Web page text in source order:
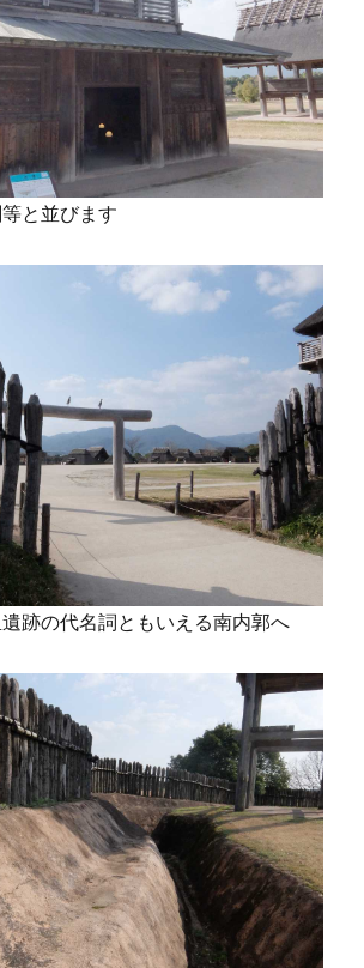
と並びます
跡の代名詞ともいえる南内郭へ